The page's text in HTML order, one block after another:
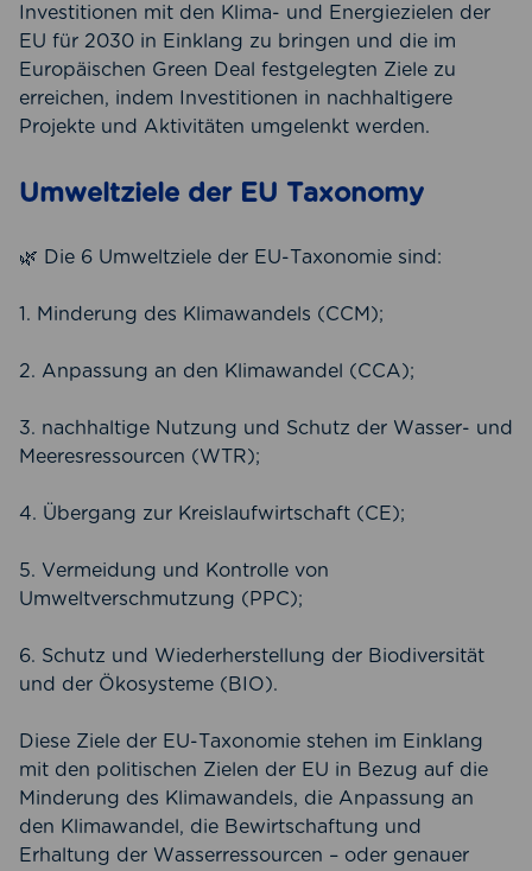
Investitionen mit den Klima- und Energiezielen der
EU für 2030 in Einklang zu bringen und die im
Europäischen Green Deal festgelegten Ziele zu
erreichen, indem Investitionen in nachhaltigere
Projekte und Aktivitäten umgelenkt werden.
Umweltziele der EU Taxonomy
🌿 Die 6 Umweltziele der EU-Taxonomie sind:
1. Minderung des Klimawandels (CCM);
2. Anpassung an den Klimawandel (CCA);
3. nachhaltige Nutzung und Schutz der Wasser- und
Meeresressourcen (WTR);
4. Übergang zur Kreislaufwirtschaft (CE);
5. Vermeidung und Kontrolle von
Umweltverschmutzung (PPC);
6. Schutz und Wiederherstellung der Biodiversität
und der Ökosysteme (BIO).
Diese Ziele der EU-Taxonomie stehen im Einklang
mit den politischen Zielen der EU in Bezug auf die
Minderung des Klimawandels, die Anpassung an
den Klimawandel, die Bewirtschaftung und
Erhaltung der Wasserressourcen – oder genauer